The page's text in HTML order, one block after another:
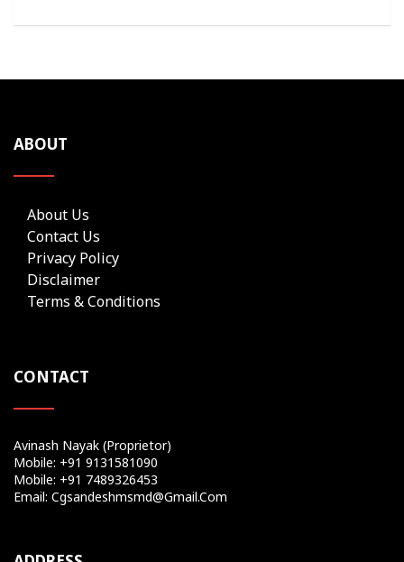
ABOUT
About Us
Contact Us
Privacy Policy
Disclaimer
Terms & Conditions
CONTACT
Avinash Nayak (Proprietor)
Mobile: +91 9131581090
Mobile: +91 7489326453
Email: Cgsandeshmsmd@gmail.com